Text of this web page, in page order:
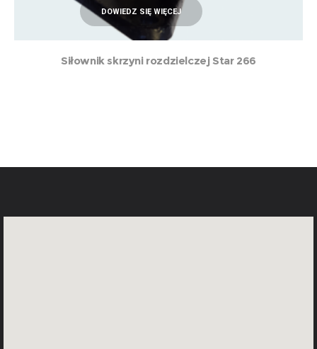
DOWIEDZ SIĘ WIĘCEJ
Siłownik skrzyni rozdzielczej Star 266